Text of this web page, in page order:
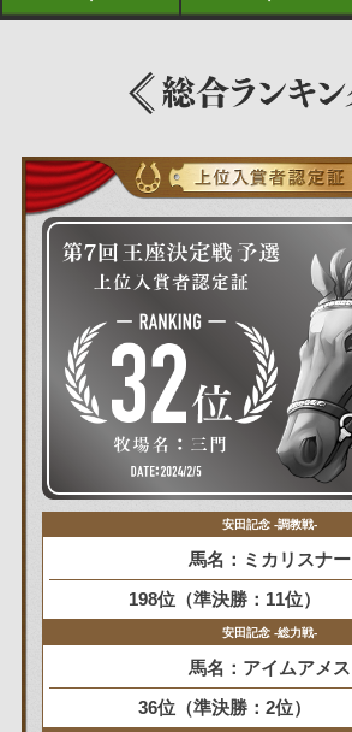
安田記念 -調教戦-
馬名：ミカリスナー
198位（準決勝：11位）
安田記念 -総力戦-
馬名：アイムアメス
36位（準決勝：2位）